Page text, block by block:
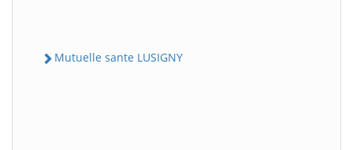
Mutuelle sante LUSIGNY